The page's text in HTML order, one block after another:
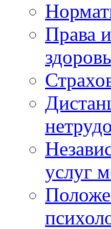
Права
услуг